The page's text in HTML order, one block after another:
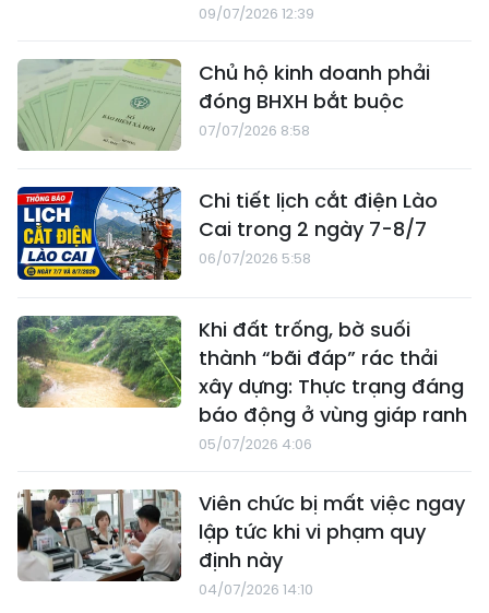
09/07/2026 12:39
Chủ hộ kinh doanh phải
đóng BHXH bắt buộc
07/07/2026 8:58
Chi tiết lịch cắt điện Lào
Cai trong 2 ngày 7-8/7
06/07/2026 5:58
Khi đất trống, bờ suối
thành “bãi đáp” rác thải
xây dựng: Thực trạng đáng
báo động ở vùng giáp ranh
05/07/2026 4:06
Viên chức bị mất việc ngay
lập tức khi vi phạm quy
định này
04/07/2026 14:10